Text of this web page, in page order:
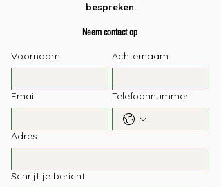
bespreken.
Neem contact op
Voornaam Achternaam
Email Telefoonnummer
Adres
Schrijf je bericht